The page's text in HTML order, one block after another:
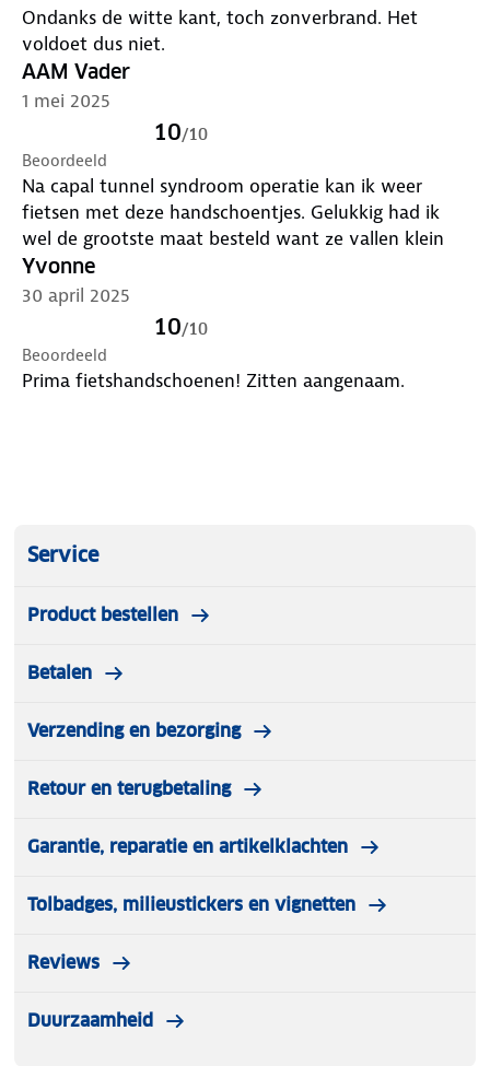
Ondanks de witte kant, toch zonverbrand. Het
voldoet dus niet.
AAM Vader
1 mei 2025
10/10
Beoordeeld
Na capal tunnel syndroom operatie kan ik weer
fietsen met deze handschoentjes. Gelukkig had ik
wel de grootste maat besteld want ze vallen klein
Yvonne
30 april 2025
10/10
Beoordeeld
Prima fietshandschoenen! Zitten aangenaam.
Service
Product bestellen
Betalen
Verzending en bezorging
Retour en terugbetaling
Garantie, reparatie en artikelklachten
Tolbadges, milieustickers en vignetten
Reviews
Duurzaamheid